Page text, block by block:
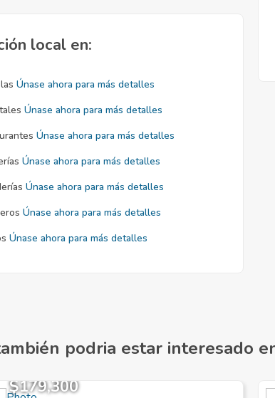
local en:
Únase ahora para más detalles
Únase ahora para más detalles
Únase ahora para más detalles
Únase ahora para más detalles
Únase ahora para más detalles
Únase ahora para más detalles
Únase ahora para más detalles
podria estar interesado
$179,300